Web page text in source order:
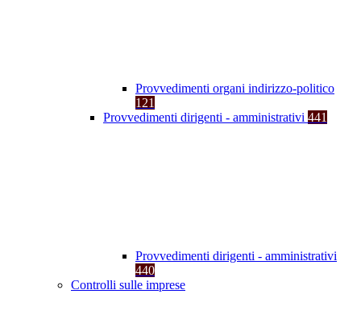
Provvedimenti organi indirizzo-politico
121
Provvedimenti dirigenti - amministrativi 441
Provvedimenti dirigenti - amministrativi
440
Controlli sulle imprese